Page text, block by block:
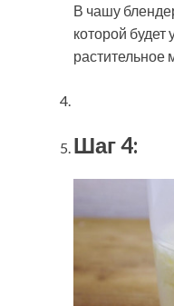
В чашу
которой будет
растительное
Шаг 4: